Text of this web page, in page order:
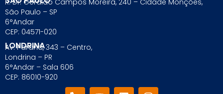
São Paulo – SP
6°Andar
CEP: 04571-020
LONDRINA
Av. Paraná, 343 – Centro,
Londrina – PR
6°Andar – Sala 606
CEP: 86010-920